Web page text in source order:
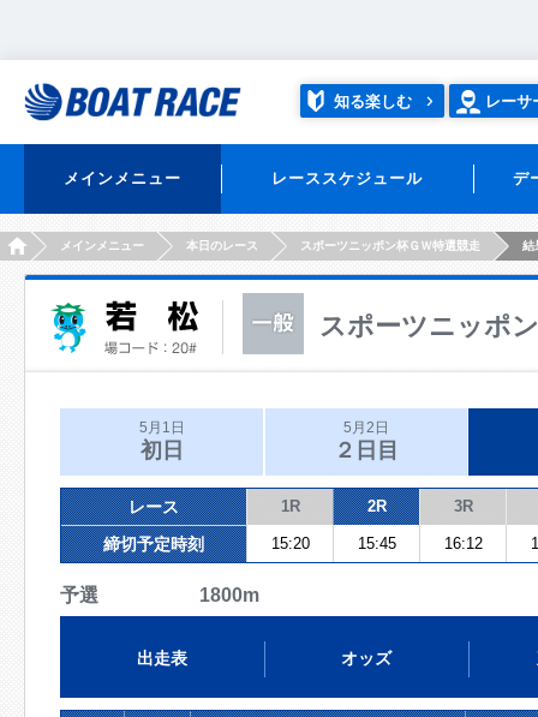
知る楽しむ レーサ
メインメニュー レーススケジュール デ
HOMEメインメニュー 本日のレース スポーツニッポン杯ＧＷ特選競走 結
スポーツニッポ
5月1日
初日
5月2日
２日目
レース 1R 2R 3R
締切予定時刻 15:20 15:45 16:12
予選 1800m
出走表 オッズ